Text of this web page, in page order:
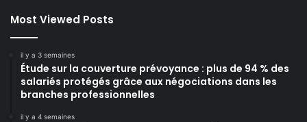
Most Viewed Posts
il y a 3 semaines
Étude sur la couverture prévoyance : plus de 94 % des
salariés protégés grâce aux négociations dans les
branches professionnelles
il y a 4 semaines